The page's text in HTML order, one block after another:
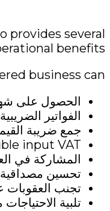
provides several
benefits.
business can:
الحصول على
الفواتير
جمع ضريبة
input VAT
المشاركة في
تحسين مصداقية
تجنب العقوبات
تلبية الاحتياجات